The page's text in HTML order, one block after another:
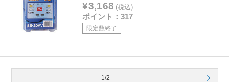
¥3,168 (税込)
ポイント：317
限定数終了
1/2